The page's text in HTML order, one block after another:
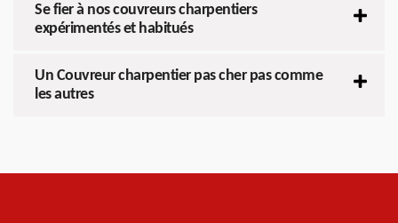
Se fier à nos couvreurs charpentiers
expérimentés et habitués
Un Couvreur charpentier pas cher pas comme
les autres